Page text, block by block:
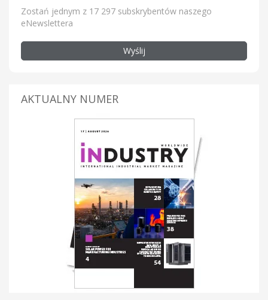
Zostań jednym z 17 297 subskrybentów naszego
eNewslettera
Wyślij
AKTUALNY NUMER